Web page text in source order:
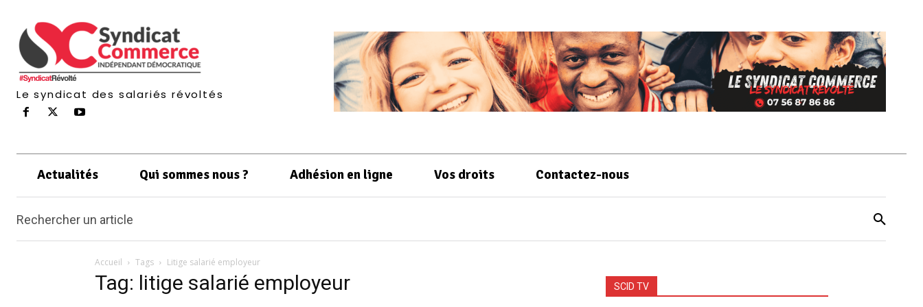
Le syndicat des salariés révoltés
Actualités Qui sommes nous ? Adhésion en ligne Vos droits Contactez-nous
Rechercher un article
Accueil Tags Litige salarié employeur
Tag: litige salarié employeur SCID TV